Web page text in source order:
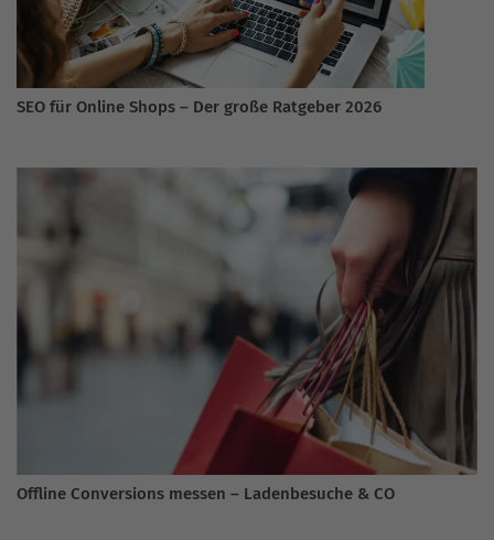
SEO für Online Shops – Der große Ratgeber 2026
Offline Conversions messen – Ladenbesuche & CO